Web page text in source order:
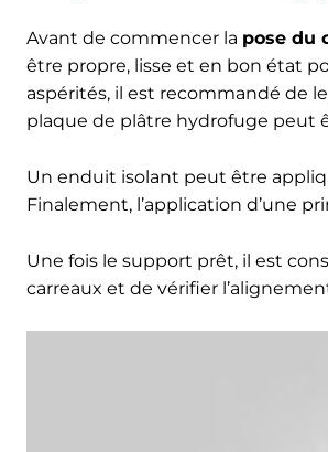
Avant de commencer la pose du
être propre, lisse et en bon état
aspérités, il est recommandé de
plaque de plâtre hydrofuge peut
Un enduit isolant peut être
Finalement, l’application d’une
Une fois le support prêt, il est
carreaux et de vérifier